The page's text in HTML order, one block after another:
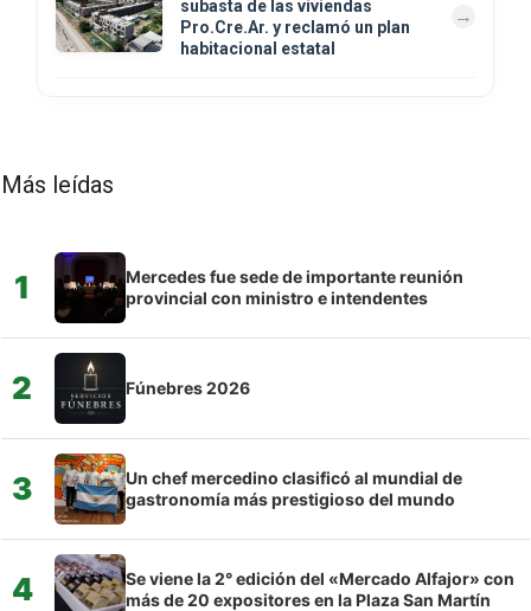
subasta de las viviendas
Pro.Cre.Ar. y reclamó un plan
habitacional estatal
Más leídas
1
Mercedes fue sede de importante reunión
provincial con ministro e intendentes
2 Fúnebres 2026
3
Un chef mercedino clasificó al mundial de
gastronomía más prestigioso del mundo
4
Se viene la 2° edición del «Mercado Alfajor» con
más de 20 expositores en la Plaza San Martín